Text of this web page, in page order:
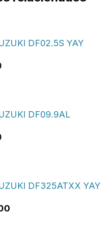
DF02.5S YAY
DF09.9AL
DF325ATXX YAY